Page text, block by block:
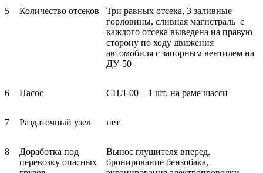
5 Количество отсеков
Три равных отсека, 3 заливные
горловины, сливная магистраль с
каждого отсека выведена на правую
сторону по ходу движения
автомобиля с запорным вентилем на
ДУ-50
6 Насос СЦЛ-00 – 1 шт. на раме шасси
7 Раздаточный узел нет
8
Доработка под
перевозку опасных
Вынос глушителя вперед,
бронирование бензобака,